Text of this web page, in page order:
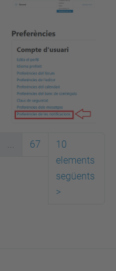
67
10
elements
següents
>